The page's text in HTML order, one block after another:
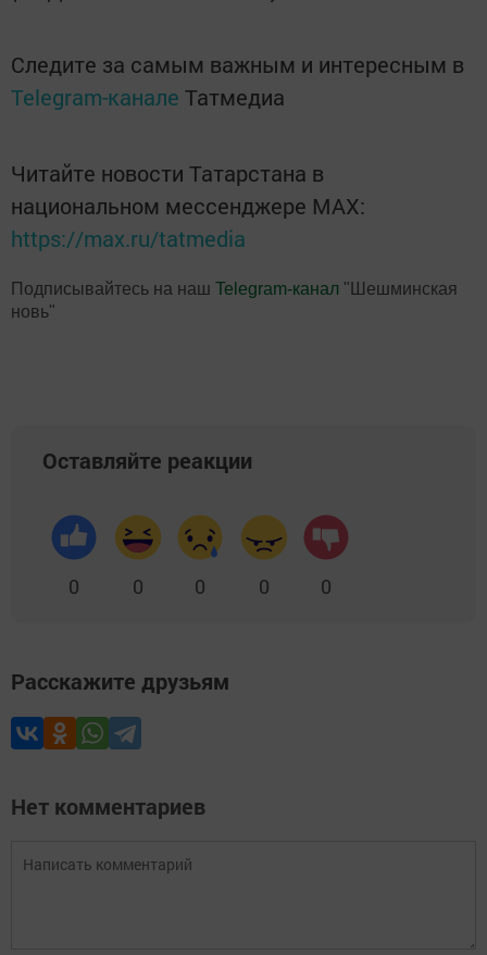
Следите за самым важным и интересным в
Telegram-канале Татмедиа
Читайте новости Татарстана в
национальном мессенджере MАХ:
https://max.ru/tatmedia
Подписывайтесь на наш Telegram-канал "Шешминская
новь"
Оставляйте реакции
0 0 0 0 0
Расскажите друзьям
Нет комментариев